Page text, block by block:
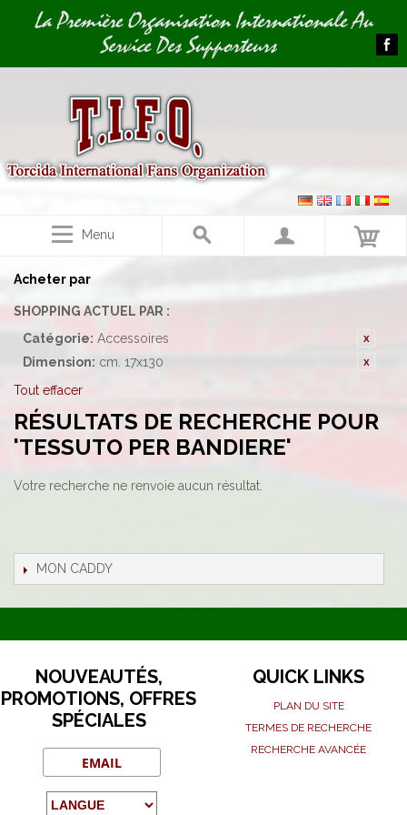
Image 01La Première Organisation Internationale Au
Service Des Supporteurs
Menu
Acheter par
SHOPPING ACTUEL PAR :
Catégorie: Accessoires
Dimension: cm. 17x130
Tout effacer
RÉSULTATS DE RECHERCHE POUR
'TESSUTO PER BANDIERE'
Votre recherche ne renvoie aucun résultat.
MON CADDY
NOUVEAUTÉS,
PROMOTIONS, OFFRES
SPÉCIALES
QUICK LINKS
PLAN DU SITE
TERMES DE RECHERCHE
RECHERCHE AVANCÉE